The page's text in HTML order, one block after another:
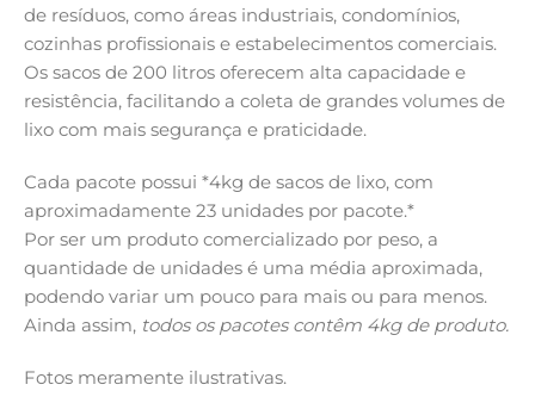
de resíduos, como áreas industriais, condomínios,
cozinhas profissionais e estabelecimentos comerciais.
Os sacos de 200 litros oferecem alta capacidade e
resistência, facilitando a coleta de grandes volumes de
lixo com mais segurança e praticidade.
Cada pacote possui *4kg de sacos de lixo, com
aproximadamente 23 unidades por pacote.*
Por ser um produto comercializado por peso, a
quantidade de unidades é uma média aproximada,
podendo variar um pouco para mais ou para menos.
Ainda assim, todos os pacotes contêm 4kg de produto.
Fotos meramente ilustrativas.